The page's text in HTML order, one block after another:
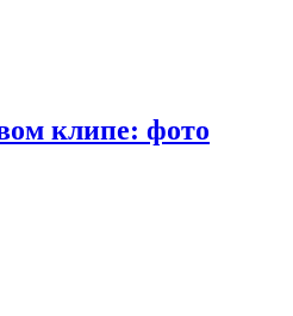
клипе: фото